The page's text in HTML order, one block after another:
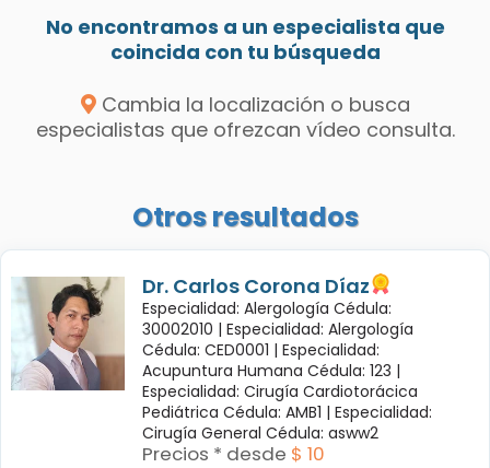
No encontramos a un especialista que
coincida con tu búsqueda
Cambia la localización o busca
especialistas que ofrezcan vídeo consulta.
Otros resultados
Dr. Carlos Corona Díaz
Especialidad: Alergología Cédula:
30002010 | Especialidad: Alergología
Cédula: CED0001 | Especialidad:
Acupuntura Humana Cédula: 123 |
Especialidad: Cirugía Cardiotorácica
Pediátrica Cédula: AMB1 | Especialidad:
Cirugía General Cédula: asww2
Precios * desde $ 10